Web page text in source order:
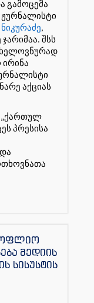
გამოცემა
ჟურნალისტი
,
შსს
ხელოვნურად
აქციას
„ქართულ
პრესისა
მედიის
სისუსტის